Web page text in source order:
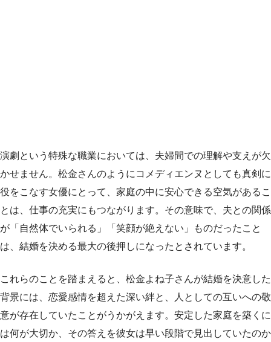
演劇という特殊な職業においては、夫婦間での理解や支えが欠
かせません。松金さんのようにコメディエンヌとしても真剣に
役をこなす女優にとって、家庭の中に安心できる空気があるこ
とは、仕事の充実にもつながります。その意味で、夫との関係
が「自然体でいられる」「笑顔が絶えない」ものだったこと
は、結婚を決める最大の後押しになったとされています。
これらのことを踏まえると、松金よね子さんが結婚を決意した
背景には、恋愛感情を超えた深い絆と、人としての互いへの敬
意が存在していたことがうかがえます。安定した家庭を築くに
は何が大切か、その答えを彼女は早い段階で見出していたのか